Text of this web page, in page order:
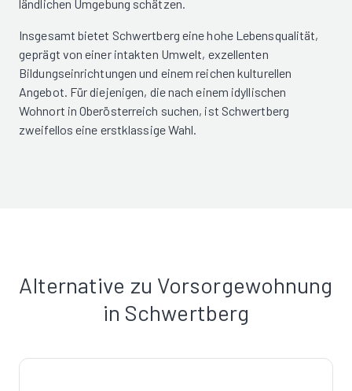
ländlichen Umgebung schätzen.
Insgesamt bietet Schwertberg eine hohe Lebensqualität,
geprägt von einer intakten Umwelt, exzellenten
Bildungseinrichtungen und einem reichen kulturellen
Angebot. Für diejenigen, die nach einem idyllischen
Wohnort in Oberösterreich suchen, ist Schwertberg
zweifellos eine erstklassige Wahl.
Alternative zu Vorsorgewohnung
in Schwertberg